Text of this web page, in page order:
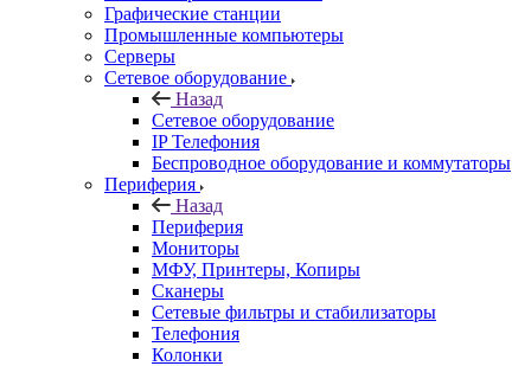
Графические станции
Промышленные компьютеры
Серверы
Сетевое оборудование
Назад
Сетевое оборудование
IP Телефония
Беспроводное оборудование и коммутаторы
Периферия
Назад
Периферия
Мониторы
МФУ, Принтеры, Копиры
Сканеры
Сетевые фильтры и стабилизаторы
Телефония
Колонки